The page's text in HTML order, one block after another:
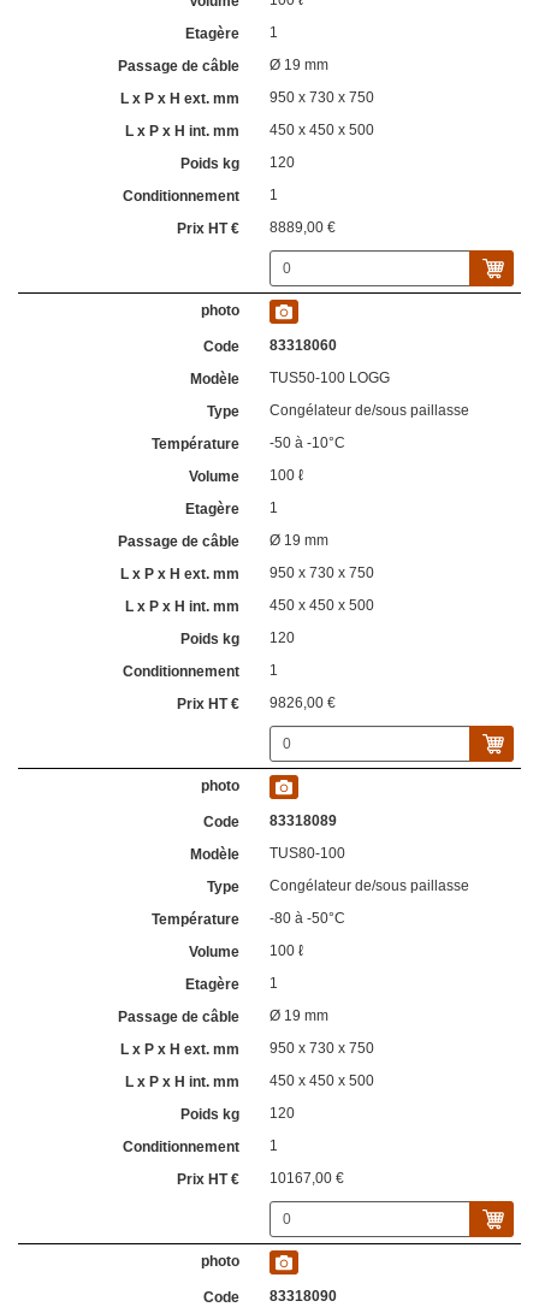
1
Ø 19 mm
950 x 730 x 750
450 x 450 x 500
120
1
8889,00 €
83318060
TUS50-100 LOGG
Congélateur de/sous paillasse
-50 à -10°C
100 ℓ
1
Ø 19 mm
950 x 730 x 750
450 x 450 x 500
120
1
9826,00 €
83318089
TUS80-100
Congélateur de/sous paillasse
-80 à -50°C
100 ℓ
1
Ø 19 mm
950 x 730 x 750
450 x 450 x 500
120
1
10167,00 €
83318090